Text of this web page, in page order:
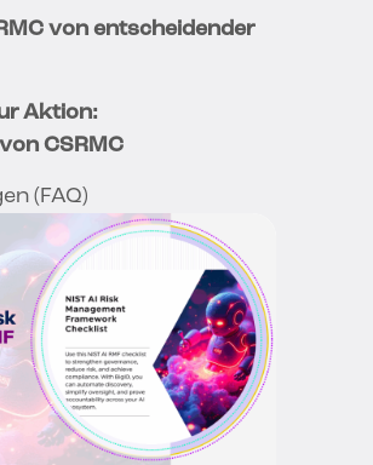
von entscheidender
Aktion:
CSRMC
(FAQ)